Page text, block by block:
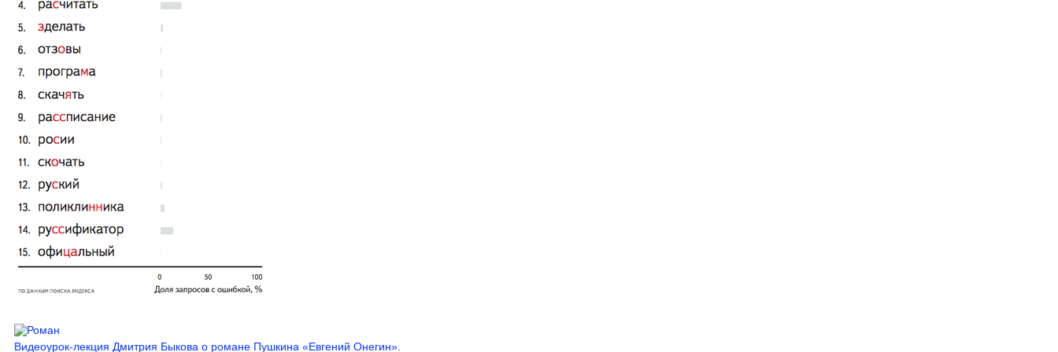
Видеоурок-лекция Дмитрия Быкова о романе Пушкина «Евгений Онегин».